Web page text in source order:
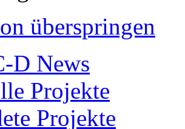
überspringen
D News
Projekte
Projekte